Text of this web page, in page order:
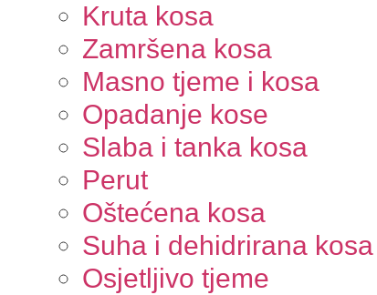
Kruta kosa
Zamršena kosa
Masno tjeme i kosa
Opadanje kose
Slaba i tanka kosa
Perut
Oštećena kosa
Suha i dehidrirana kosa
Osjetljivo tjeme